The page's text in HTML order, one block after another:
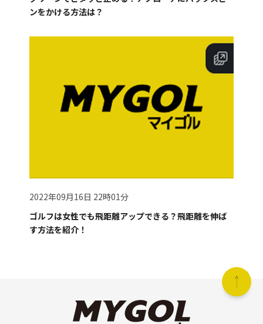
ンをかける方法は？
2022年09月16日 22時01分
ゴルフは女性でも飛距離アップできる？飛距離を伸ば
す方法を紹介！